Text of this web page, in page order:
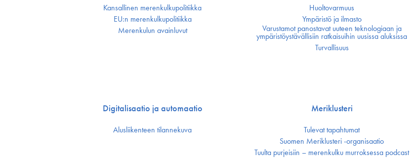
Kansallinen merenkulku­politiikka
EU:n merenkulku­politiikka
Merenkulun avainluvut
Huoltovarmuus
Ympäristö ja ilmasto
Varustamot panostavat uuteen teknologiaan ja
ympäristöystävällisiin ratkaisuihin uusissa aluksissa
Turvallisuus
Digitalisaatio ja automaatio
Alusliikenteen tilannekuva
Meriklusteri
Tulevat tapahtumat
Suomen Meriklusteri -organisaatio
Tuulta purjeisiin – merenkulku murroksessa podcast